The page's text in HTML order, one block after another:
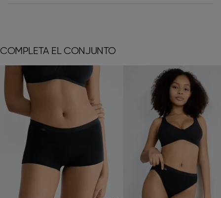
COMPLETA EL CONJUNTO